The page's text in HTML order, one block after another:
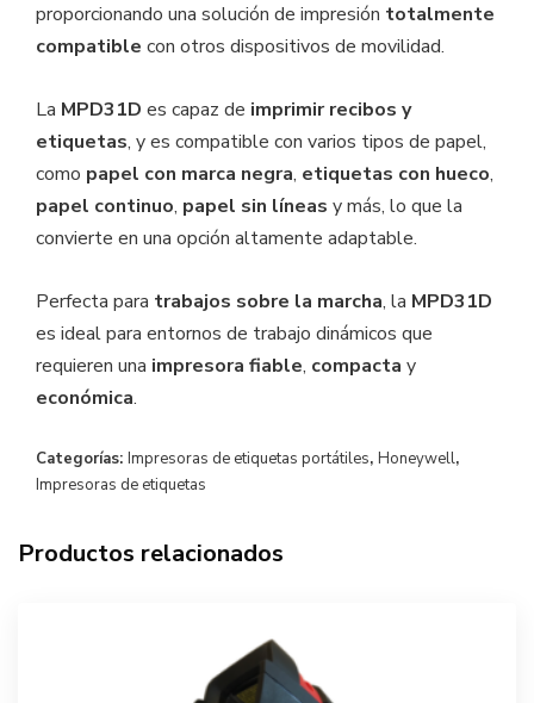
proporcionando una solución de impresión totalmente
compatible con otros dispositivos de movilidad.
La MPD31D es capaz de imprimir recibos y
etiquetas, y es compatible con varios tipos de papel,
como papel con marca negra, etiquetas con hueco,
papel continuo, papel sin líneas y más, lo que la
convierte en una opción altamente adaptable.
Perfecta para trabajos sobre la marcha, la MPD31D
es ideal para entornos de trabajo dinámicos que
requieren una impresora fiable, compacta y
económica.
Categorías: Impresoras de etiquetas portátiles, Honeywell,
Impresoras de etiquetas
Productos relacionados